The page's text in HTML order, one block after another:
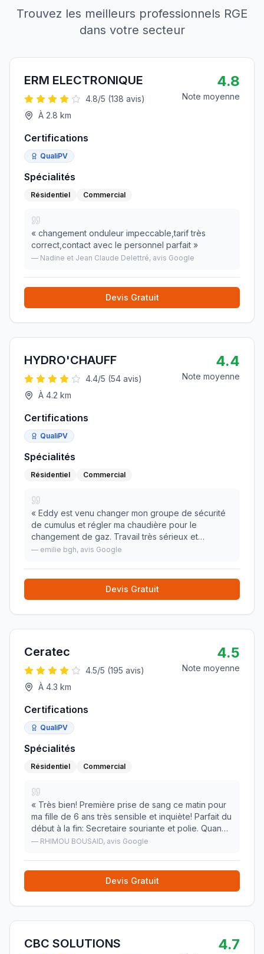
Trouvez les meilleurs professionnels RGE
dans votre secteur
ERM ELECTRONIQUE
4.8/5 (138 avis)
À 2.8 km
4.8
Note moyenne
Certifications
QualiPV
Spécialités
Résidentiel Commercial
« changement onduleur impeccable,tarif très
correct,contact avec le personnel parfait »
— Nadine et Jean Claude Delettré, avis Google
Devis Gratuit
HYDRO'CHAUFF
4.4/5 (54 avis)
À 4.2 km
4.4
Note moyenne
Certifications
QualiPV
Spécialités
Résidentiel Commercial
« Eddy est venu changer mon groupe de sécurité
de cumulus et régler ma chaudière pour le
changement de gaz. Travail très sérieux et
professionnel, prix correct ! Je recommande
— emilie bgh, avis Google
Devis Gratuit
Ceratec
4.5/5 (195 avis)
À 4.3 km
4.5
Note moyenne
Certifications
QualiPV
Spécialités
Résidentiel Commercial
« Très bien! Première prise de sang ce matin pour
ma fille de 6 ans très sensible et inquiète! Parfait du
début à la fin: Secretaire souriante et polie. Quand
au monsieur qui a fait le prélèvement: très
— RHIMOU BOUSAID, avis Google
Devis Gratuit
CBC SOLUTIONS 4.7